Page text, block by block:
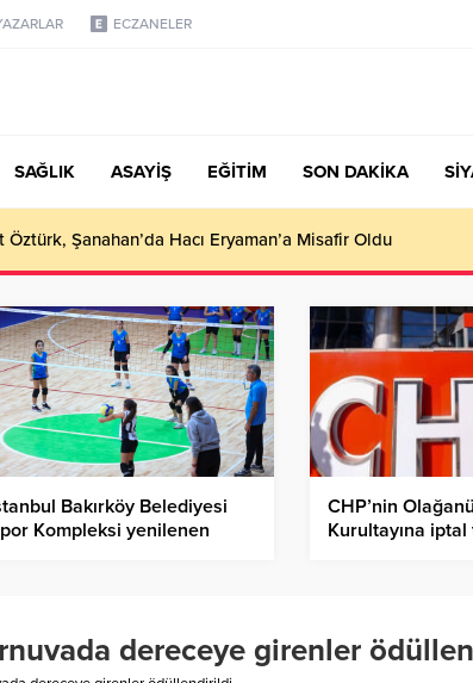
ECZANELER
SAĞLIK ASAYİŞ EĞİTİM SON DAKİKA
Şanahan’da Hacı Eryaman’a Misafir Oldu
Bakırköy Belediyesi
Kompleksi yenilenen
CHP’nin
Kurultayına
dereceye girenler